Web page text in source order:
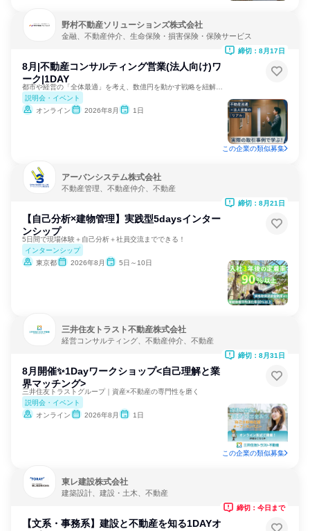
野村不動産ソリューションズ株式会社
金融、不動産仲介、生命保険・損害保険・保険サービス
8月|不動産コンサルティング営業(法人向け)ワ
ーク|1DAY
説明会・イベント
オンライン
2026年8月 1日
締切：8月17日
この企業の類似募集
アーバンシステム株式会社
不動産管理、不動産仲介、不動産
【自己分析×建物管理】実践型5daysインター
ンシップ
5日間で現場体験＋自己分析＋社員交流までできる！
インターンシップ
東京都
2026年8月 5日～10日
締切：8月21日
三井住友トラスト不動産株式会社
経営コンサルティング、不動産仲介、不動産
8月開催✨1Dayワークショップ<自己理解と業
界マッチング>
三井住友トラストグループ｜資産×不動産の専門性を磨く
説明会・イベント
オンライン
2026年8月 1日
締切：8月31日
この企業の類似募集
東レ建設株式会社
建築設計、建設・土木、不動産
【文系・事務系】建設と不動産を知る1DAYオ
締切：今日まで